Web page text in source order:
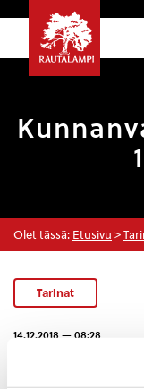
Olet tässä: Etusivu >
Tarinat
14.12.2018 — 08:28
Kunnanvaltuuston